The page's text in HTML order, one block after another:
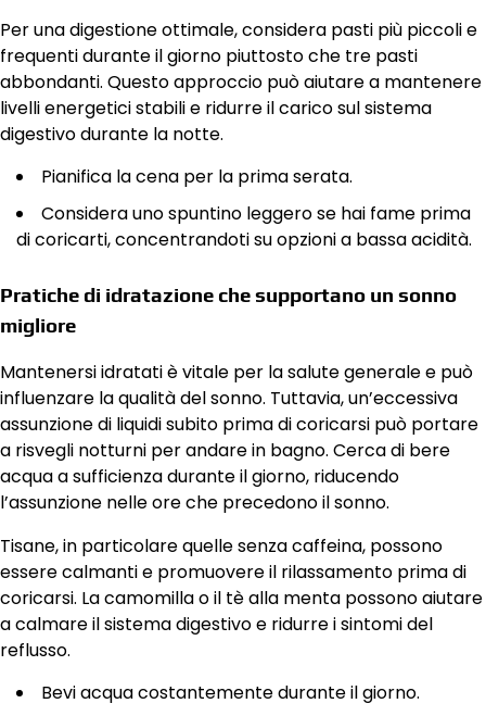
Per una digestione ottimale, considera pasti più piccoli e
frequenti durante il giorno piuttosto che tre pasti
abbondanti. Questo approccio può aiutare a mantenere
livelli energetici stabili e ridurre il carico sul sistema
digestivo durante la notte.
Pianifica la cena per la prima serata.
Considera uno spuntino leggero se hai fame prima
di coricarti, concentrandoti su opzioni a bassa acidità.
Pratiche di idratazione che supportano un sonno
migliore
Mantenersi idratati è vitale per la salute generale e può
influenzare la qualità del sonno. Tuttavia, un’eccessiva
assunzione di liquidi subito prima di coricarsi può portare
a risvegli notturni per andare in bagno. Cerca di bere
acqua a sufficienza durante il giorno, riducendo
l’assunzione nelle ore che precedono il sonno.
Tisane, in particolare quelle senza caffeina, possono
essere calmanti e promuovere il rilassamento prima di
coricarsi. La camomilla o il tè alla menta possono aiutare
a calmare il sistema digestivo e ridurre i sintomi del
reflusso.
Bevi acqua costantemente durante il giorno.